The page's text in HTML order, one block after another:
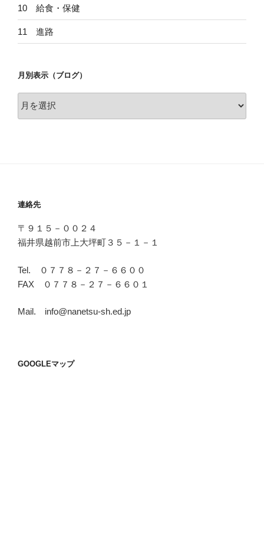
10 給食・保健
11 進路
月別表示（ブログ）
別
連絡先
〒９１５－００２４
福井県越前市上大坪町３５－１－１
Tel. ０７７８－２７－６６００
FAX ０７７８－２７－６６０１
Mail. info@nanetsu-sh.ed.jp
GOOGLEマップ